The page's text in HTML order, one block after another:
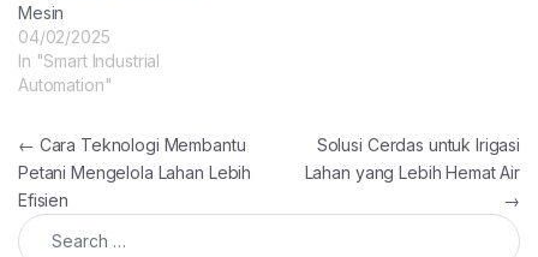
Mesin
04/02/2025
In "Smart Industrial
Automation"
Post navigation
← Cara Teknologi Membantu
Petani Mengelola Lahan Lebih
Efisien
Solusi Cerdas untuk Irigasi
Lahan yang Lebih Hemat Air
→
Search for: